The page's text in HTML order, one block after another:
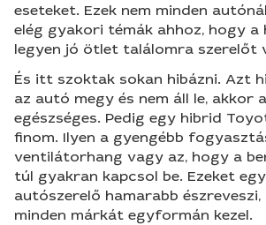
eseteket. Ezek nem minden
elég gyakori témák ahhoz, hogy a
legyen jó ötlet találomra szerelőt
És itt szoktak sokan hibázni. Azt
az autó megy és nem áll le, akkor
egészséges. Pedig egy hibrid
finom. Ilyen a gyengébb
ventilátorhang vagy az, hogy a
túl gyakran kapcsol be. Ezeket
autószerelő hamarabb észreveszi,
minden márkát egyformán kezel.